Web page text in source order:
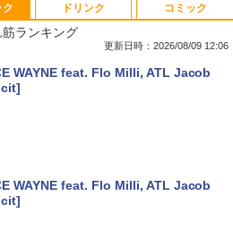
日限定10倍＆抽選10000P！｜2021
ル！高性能ノートパソコン Windo
富士通 LIFEBOOK A5511 第11世
新品SSD2TB テンキー内蔵 15.6型大
ノートパソコン中古 オフィス付き
品ノートパソコン Intel Celeron Wi
12型/14型選択可 Blueto
Apple Mac mini A1347 1点 MacO
10.15.7/CPU Core i5-4260U/
リ 4GB/SATA 500GB intel HD Grap
無料【中古動作品】
| デスクトップ | 一年保証 |
代 | Core i3 9100 3.6(〜最大4.2)G
チ | Win11Pro64bit
古良品】【安心保証】Princeton 21.
イドカラー液晶ディスプレイ PTF
22W / PTFBDE-22W ブラック/ ホ
像度】 大手メーカー液晶 (Dell/HP/
等) テレワーク デュアルモニター S
ポーズの教科書 [ 綿本彰 ]
Soundcore P40i オフホワイト
Soundcore P31i ブラック
ク
ランキング
更新日時：2026/08/09 12:06
WAYNE feat. Flo Milli, ATL Jacob
WAYNE feat. Flo Milli, ATL Jacob
ドリンク コミック